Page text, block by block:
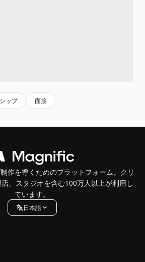
ップ 面接
作を導くためのプラットフォーム。クリ
、スタジオを含む100万人以上が利用し
ています。
日本語